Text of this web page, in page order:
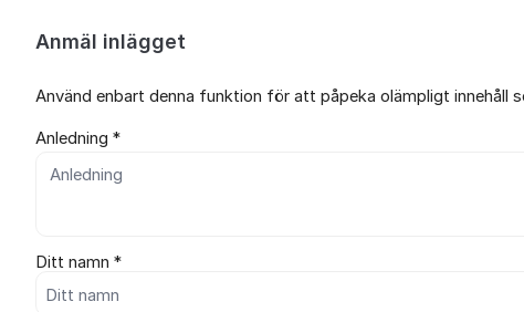
Anmäl inlägget
Använd enbart denna funktion för att påpeka olämpligt
Anledning *
Ditt namn *